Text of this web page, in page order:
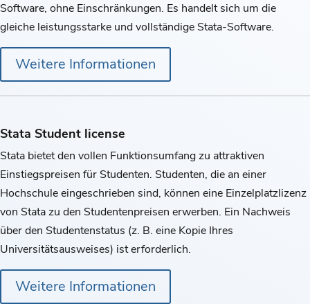
Software, ohne Einschränkungen. Es handelt sich um die
gleiche leistungsstarke und vollständige Stata-Software.
Weitere Informationen
Stata Student license
Stata bietet den vollen Funktionsumfang zu attraktiven
Einstiegspreisen für Studenten. Studenten, die an einer
Hochschule eingeschrieben sind, können eine Einzelplatzlizenz
von Stata zu den Studentenpreisen erwerben. Ein Nachweis
über den Studentenstatus (z. B. eine Kopie Ihres
Universitätsausweises) ist erforderlich.
Weitere Informationen